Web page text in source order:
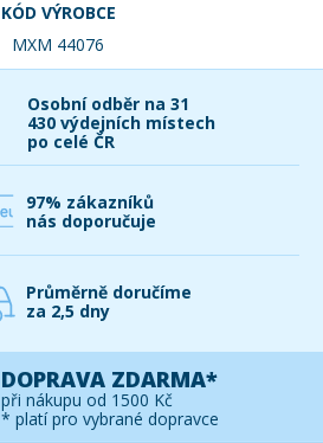
KÓD VÝROBCE
MXM 44076
Osobní odběr na 31
430 výdejních místech
po celé ČR
97% zákazníků
nás doporučuje
Průměrně doručíme
za 2,5 dny
DOPRAVA ZDARMA*
při nákupu od 1500 Kč
* platí pro vybrané dopravce